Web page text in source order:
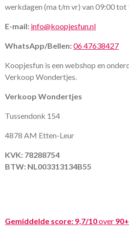
werkdagen (ma t/m vr) van 09:00 tot
E-mail: info@koopjesfun.nl
WhatsApp/Bellen:06 47638427
Koopjesfun is een webshop en
Verkoop Wondertjes.
Verkoop Wondertjes
Tussendonk 154
4878 AM Etten-Leur
KVK: 78288754
BTW: NL003313134B55
Gemiddelde score: 9,7/10over